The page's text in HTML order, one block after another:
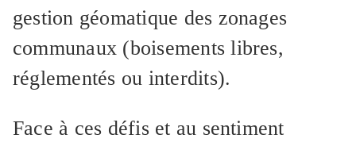
gestion géomatique des zonages
communaux (boisements libres,
réglementés ou interdits).
Face à ces défis et au sentiment